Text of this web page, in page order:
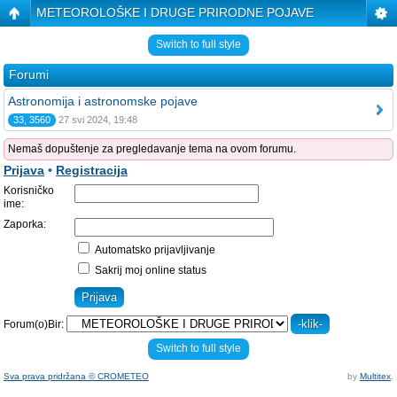
METEOROLOŠKE I DRUGE PRIRODNE POJAVE
Switch to full style
Forumi
Astronomija i astronomske pojave
33, 3560 27 svi 2024, 19:48
Nemaš dopuštenje za pregledavanje tema na ovom forumu.
Prijava • Registracija
Korisničko
ime:
Zaporka:
Automatsko prijavljivanje
Sakrij moj online status
Forum(o)Bir:
Switch to full style
Sva prava pridržana © CROMETEO by Multitex